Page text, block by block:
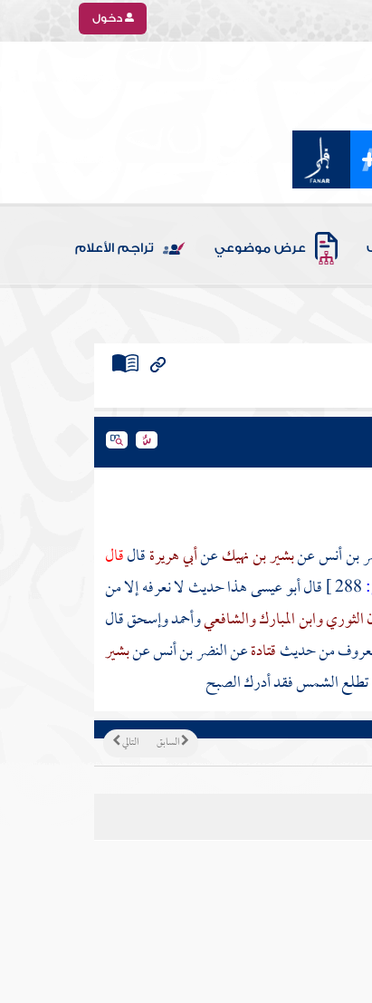
دخول
عرض موضوعي تراجم الأعلام
بن أنسعنبشير بن نهيكعنأبي هريرةقالقال
قال أبو عيسى هذا حديث لا نعرفه إلا من
الثوريوابن المباركوالشافعيوأحمدوإسحققال
من حديثقتادةعنالنضر بن أنسعنبشير
تطلع الشمس فقد أدرك الصبح
التالي السابق